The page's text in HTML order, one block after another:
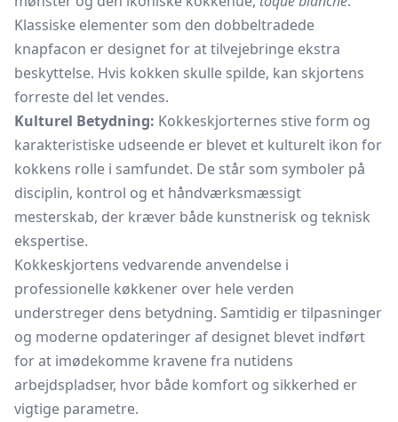
Klassiske elementer som den dobbeltradede
knapfacon er designet for at tilvejebringe ekstra
beskyttelse. Hvis kokken skulle spilde, kan skjortens
forreste del let vendes.
Kulturel Betydning: Kokkeskjorternes stive form og
karakteristiske udseende er blevet et kulturelt ikon for
kokkens rolle i samfundet. De står som symboler på
disciplin, kontrol og et håndværksmæssigt
mesterskab, der kræver både kunstnerisk og teknisk
ekspertise.
Kokkeskjortens vedvarende anvendelse i
professionelle køkkener over hele verden
understreger dens betydning. Samtidig er tilpasninger
og moderne opdateringer af designet blevet indført
for at imødekomme kravene fra nutidens
arbejdspladser, hvor både komfort og sikkerhed er
vigtige parametre.